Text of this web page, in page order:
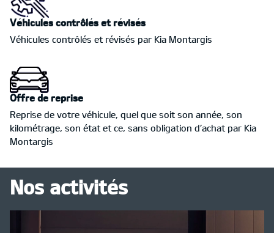
Véhicules contrôlés et révisés
Véhicules contrôlés et révisés par Kia Montargis
Offre de reprise
Reprise de votre véhicule, quel que soit son année, son
kilométrage, son état et ce, sans obligation d’achat par Kia
Montargis
Nos activités